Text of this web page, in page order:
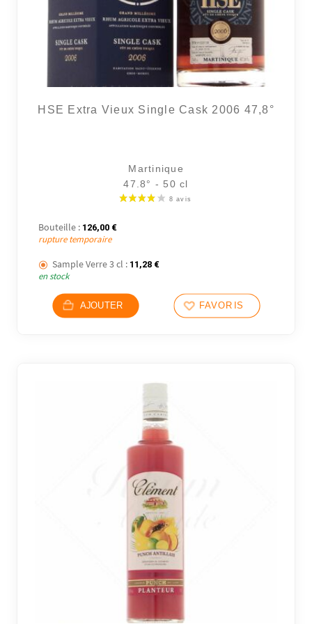
HSE Extra Vieux Single Cask 2006 47,8°
Martinique
47.8° - 50 cl
Bouteille : 126,00 €
rupture temporaire
Sample Verre 3 cl : 11,28 €
en stock
AJOUTER FAVORIS